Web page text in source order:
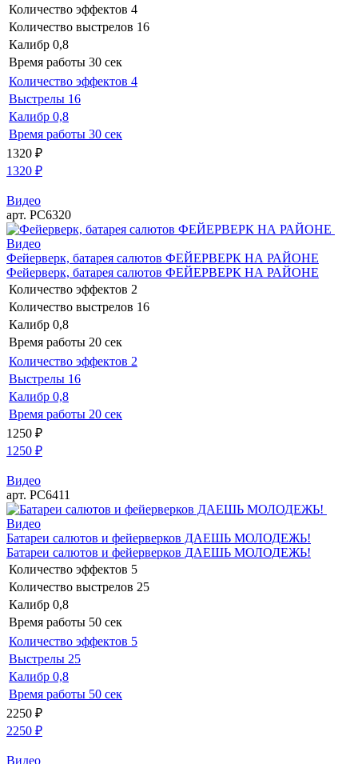
Количество эффектов 4
Количество выстрелов 16
Калибр 0,8
Время работы 30 сек
Количество эффектов 4
Выстрелы 16
Калибр 0,8
Время работы 30 сек
1320 ₽
1320 ₽
Видео
арт. РС6320
Видео
Фейерверк, батарея салютов ФЕЙЕРВЕРК НА РАЙОНЕ
Фейерверк, батарея салютов ФЕЙЕРВЕРК НА РАЙОНЕ
Количество эффектов 2
Количество выстрелов 16
Калибр 0,8
Время работы 20 сек
Количество эффектов 2
Выстрелы 16
Калибр 0,8
Время работы 20 сек
1250 ₽
1250 ₽
Видео
арт. РС6411
Видео
Батареи салютов и фейерверков ДАЕШЬ МОЛОДЕЖЬ!
Батареи салютов и фейерверков ДАЕШЬ МОЛОДЕЖЬ!
Количество эффектов 5
Количество выстрелов 25
Калибр 0,8
Время работы 50 сек
Количество эффектов 5
Выстрелы 25
Калибр 0,8
Время работы 50 сек
2250 ₽
2250 ₽
Видео